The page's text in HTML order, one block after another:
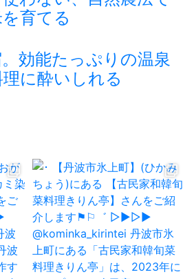
育てる
効能たっぷりの温泉
に酔いしれる